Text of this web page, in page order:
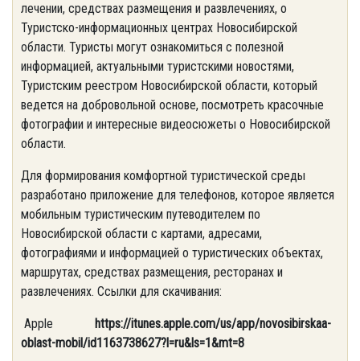
лечении, средствах размещения и развлечениях, о
Туристско-информационных центрах Новосибирской
области. Туристы могут ознакомиться с полезной
информацией, актуальными туристскими новостями,
Туристским реестром Новосибирской области, который
ведется на добровольной основе, посмотреть красочные
фотографии и интересные видеосюжеты о Новосибирской
области.
Для формирования комфортной туристической среды
разработано приложение для телефонов, которое является
мобильным туристическим путеводителем по
Новосибирской области с картами, адресами,
фотографиями и информацией о туристических объектах,
маршрутах, средствах размещения, ресторанах и
развлечениях. Ссылки для скачивания:
Apple https://itunes.apple.com/us/app/novosibirskaa-
oblast-mobil/id1163738627?l=ru&ls=1&mt=8